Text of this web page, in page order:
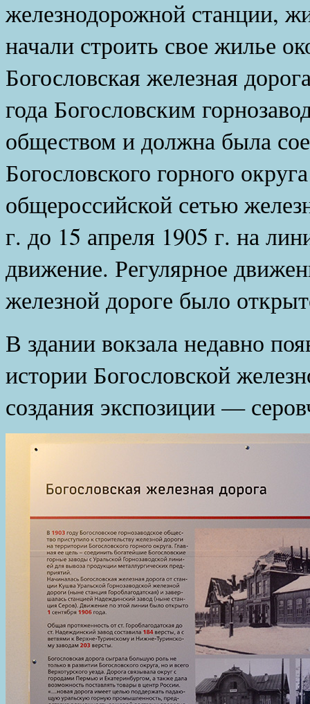
железнодорожной станции,
начали строить свое жилье
Богословская железная
года Богословским
обществом и должна была
Богословского горного
общероссийской сетью
г. до 15 апреля 1905 г. на
движение. Регулярное
железной дороге было
В здании вокзала недавно
истории Богословской
создания экспозиции —